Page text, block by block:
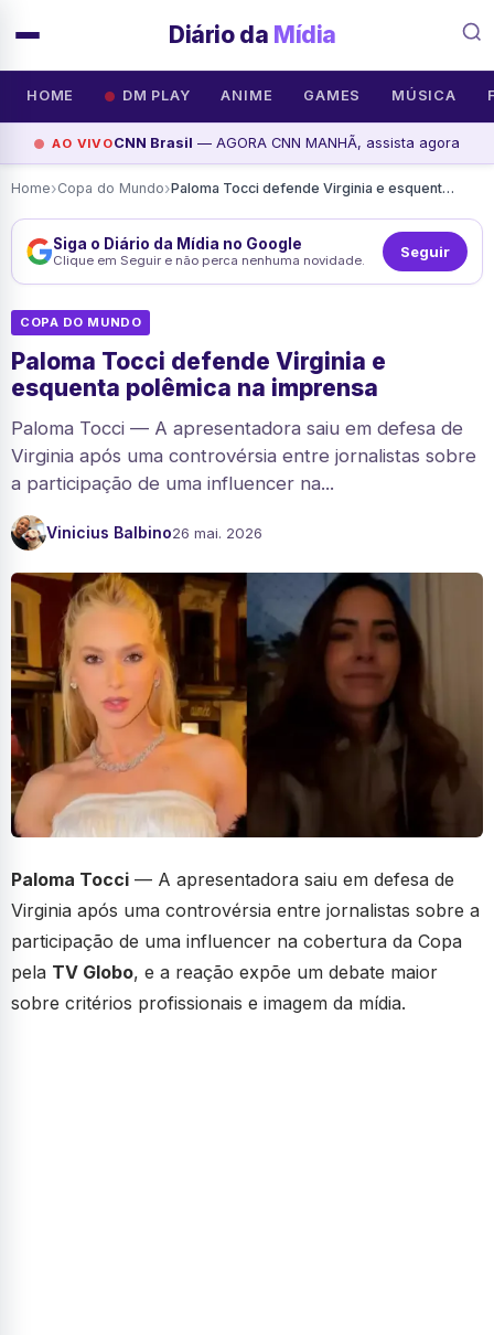
Diário da Mídia
HOME DM PLAY ANIME GAMES MÚSICA
AO VIVOCNN Brasil — AGORA CNN MANHÃ, assista agora
Home›Copa do Mundo› Paloma Tocci defende Virginia e esquenta polêmica na imprensa
Siga o Diário da Mídia no Google
Clique em Seguir e não perca nenhuma novidade. Seguir
COPA DO MUNDO
Paloma Tocci defende Virginia e
esquenta polêmica na imprensa
Paloma Tocci — A apresentadora saiu em defesa de
Virginia após uma controvérsia entre jornalistas sobre
a participação de uma influencer na...
Vinicius Balbino26 mai. 2026
Paloma Tocci — A apresentadora saiu em defesa de
Virginia após uma controvérsia entre jornalistas sobre a
participação de uma influencer na cobertura da Copa
pela TV Globo, e a reação expõe um debate maior
sobre critérios profissionais e imagem da mídia.